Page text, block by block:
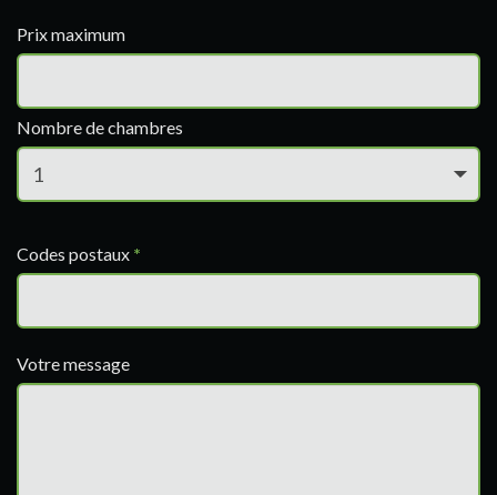
Prix maximum
Nombre de chambres
Codes postaux *
Votre message